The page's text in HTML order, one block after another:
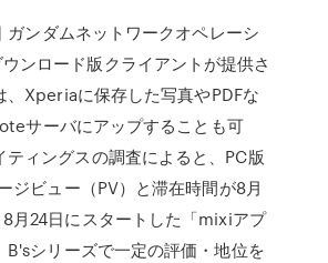
ンダムネットワークオペレーシ
ンロード版クライアントが提供さ
、Xperiaに保存した写真やPDFな
サーバにアップすることも可
ティングスの調査によると、PC版
ジビュー（PV）と滞在時間が8月
月24日にスタートした「mixiアプ
B'sシリーズで一定の評価・地位を